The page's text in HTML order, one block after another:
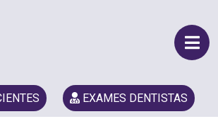
EXAMES DENTISTAS